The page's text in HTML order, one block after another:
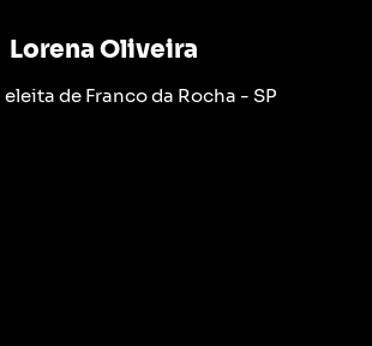
Lorena Oliveira
de Franco da Rocha - SP